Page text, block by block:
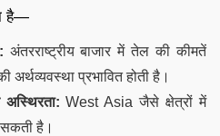
है—
अंतरराष्ट्रीय बाजार में तेल की कीमतें
प्रभावित होती है।
अस्थिरता: West Asia जैसे क्षेत्रों में
सकती है।